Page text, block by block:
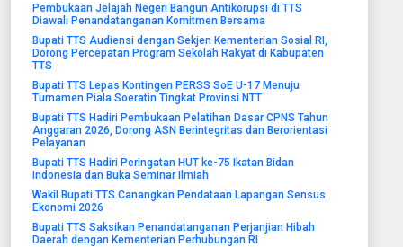
Pembukaan Jelajah Negeri Bangun Antikorupsi di TTS
Diawali Penandatanganan Komitmen Bersama
Bupati TTS Audiensi dengan Sekjen Kementerian Sosial RI,
Dorong Percepatan Program Sekolah Rakyat di Kabupaten
TTS
Bupati TTS Lepas Kontingen PERSS SoE U-17 Menuju
Turnamen Piala Soeratin Tingkat Provinsi NTT
Bupati TTS Hadiri Pembukaan Pelatihan Dasar CPNS Tahun
Anggaran 2026, Dorong ASN Berintegritas dan Berorientasi
Pelayanan
Bupati TTS Hadiri Peringatan HUT ke-75 Ikatan Bidan
Indonesia dan Buka Seminar Ilmiah
Wakil Bupati TTS Canangkan Pendataan Lapangan Sensus
Ekonomi 2026
Bupati TTS Saksikan Penandatanganan Perjanjian Hibah
Daerah dengan Kementerian Perhubungan RI